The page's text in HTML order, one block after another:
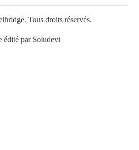
Tous droits réservés.
édité par Soludevi